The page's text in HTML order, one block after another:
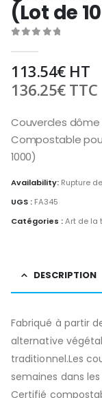
(Lot de
113.54€HT
136.25€TTC
Couvercles dôme
Compostable
1000)
Availability: Rupture
UGS : FA345
Catégories :Art de la
DESCRIPTION
Fabriqué à partir
alternative
traditionnel.Les
semaines dans
Certifié